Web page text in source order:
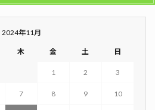
2024年11月
木 金 土 日
1 2 3
7 8 9 10